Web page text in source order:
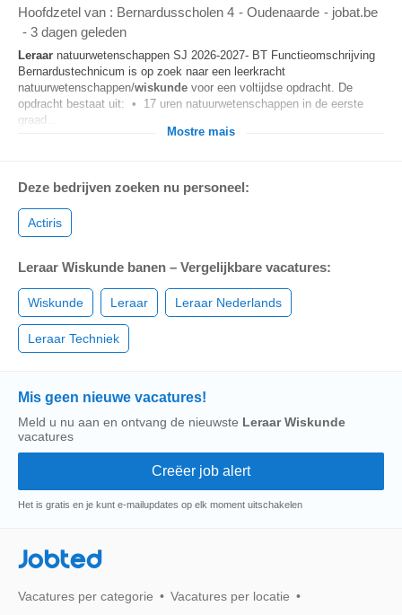
Hoofdzetel van : Bernardusscholen 4 - Oudenaarde - jobat.be
- 3 dagen geleden
Leraar natuurwetenschappen SJ 2026-2027- BT Functieomschrijving
Bernardustechnicum is op zoek naar een leerkracht
natuurwetenschappen/wiskunde voor een voltijdse opdracht. De
opdracht bestaat uit: • 17 uren natuurwetenschappen in de eerste
graad...
Mostre mais
Deze bedrijven zoeken nu personeel:
Actiris
Leraar Wiskunde banen – Vergelijkbare vacatures:
Wiskunde Leraar Leraar Nederlands
Leraar Techniek
Mis geen nieuwe vacatures!
Meld u nu aan en ontvang de nieuwste Leraar Wiskunde
vacatures
Het is gratis en je kunt e-mailupdates op elk moment uitschakelen
Jobted
Vacatures per categorie Vacatures per locatie